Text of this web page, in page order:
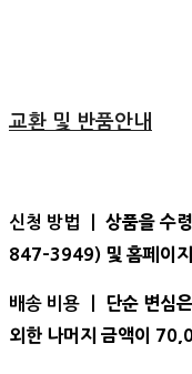
교환 및 반품안내
신청 방법 ㅣ 상품을 수
847-3949) 및 홈페이
배송 비용 ㅣ
단순 변심
외한 나머지 금액이